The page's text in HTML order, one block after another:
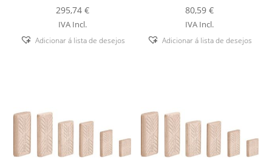
295,74 €
IVA Incl.
Adicionar á lista de desejos
80,59€
IVA Incl.
Adicionar á lista de desejos